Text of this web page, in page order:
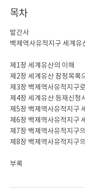
목차
발간사
백제역사유적지구 세계유
제1장 세계유산의 이해
제2장 세계유산 잠정목록
제3장 백제역사유적지구
제4장 세계유산 등재신청
제5장 백제역사유적지구
제6장 백제역사유적지구
제7장 백제역사유적지구
제8장 백제역사유적지구
부록